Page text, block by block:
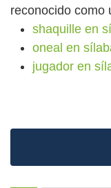
reconocido como
shaquille en
oneal en
jugador en